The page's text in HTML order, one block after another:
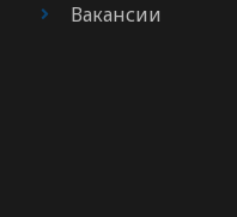
Вакансии